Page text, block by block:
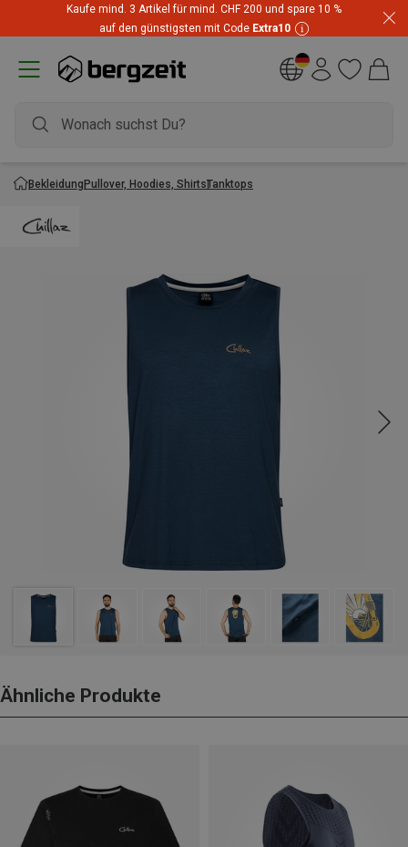
Kaufe mind. 3 Artikel für mind. CHF 200 und spare 10 %
auf den günstigsten mit Code Extra10
BekleidungPullover, Hoodies, ShirtsTanktops
Ähnliche Produkte